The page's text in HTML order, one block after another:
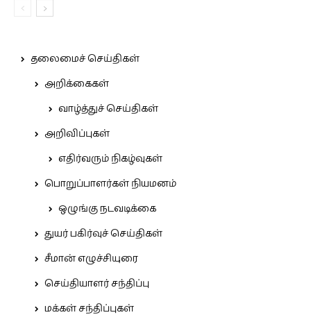
தலைமைச் செய்திகள்
அறிக்கைகள்
வாழ்த்துச் செய்திகள்
அறிவிப்புகள்
எதிர்வரும் நிகழ்வுகள்
பொறுப்பாளர்கள் நியமனம்
ஒழுங்கு நடவடிக்கை
துயர் பகிர்வுச் செய்திகள்
சீமான் எழுச்சியுரை
செய்தியாளர் சந்திப்பு
மக்கள் சந்திப்புகள்